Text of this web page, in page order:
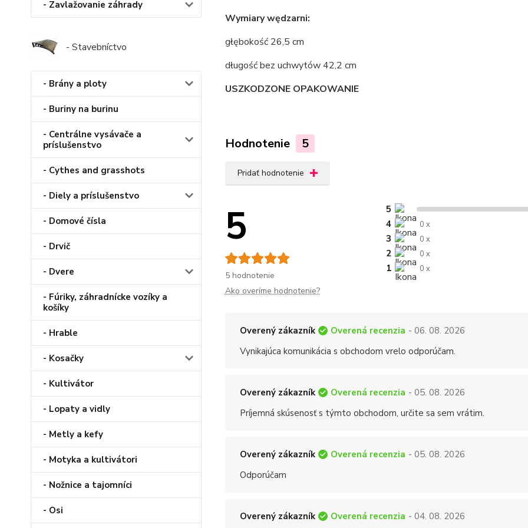
- Zavlažovanie záhrady
- Stavebníctvo
- Brány a ploty
- Buriny na burinu
- Centrálne vysávače a
príslušenstvo
- Cythes and grasshots
- Diely a príslušenstvo
- Domové čísla
- Drvič
- Dvere
- Fúriky, záhradnícke vozíky a
košíky
- Hrable
- Kosačky
- Kultivátor
- Lopaty a vidly
- Metly a kefy
- Motyka a kultivátori
- Nožnice a tajomníci
- Osi
Wymiary wędzarni:
głębokość 26,5 cm
długość bez uchwytów 42,2 cm
USZKODZONE OPAKOWANIE
Hodnotenie 5
Pridať hodnotenie
5
5 hodnotenie
5
4
0 x
3 0 x
2 0 x
1 0 x
Ako overíme hodnotenie?
Overený zákazník Overená recenzia - 06. 08. 2026
Vynikajúca komunikácia s obchodom vrelo odporúčam.
Overený zákazník Overená recenzia - 05. 08. 2026
Príjemná skúsenosť s týmto obchodom, určite sa sem vrátim.
Overený zákazník Overená recenzia - 05. 08. 2026
Odporúčam
Overený zákazník Overená recenzia - 04. 08. 2026